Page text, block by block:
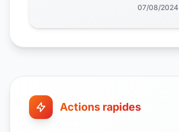
07/08/2024
Actions rapides